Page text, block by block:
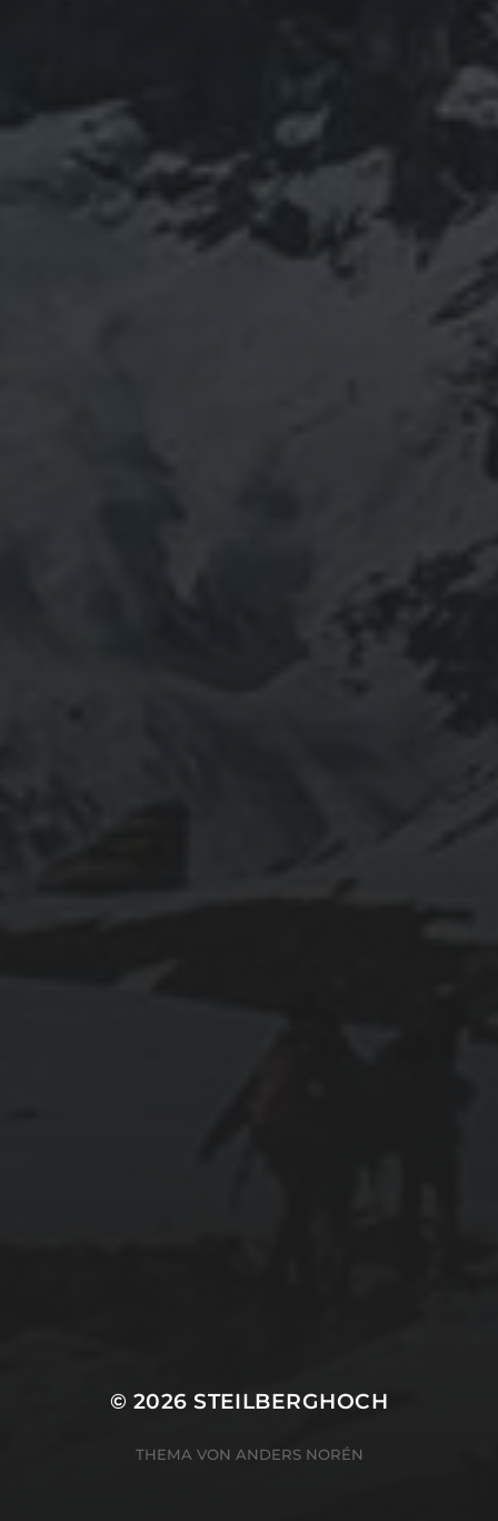
© 2026STEILBERGHOCH
THEMA VON ANDERS NORÉN